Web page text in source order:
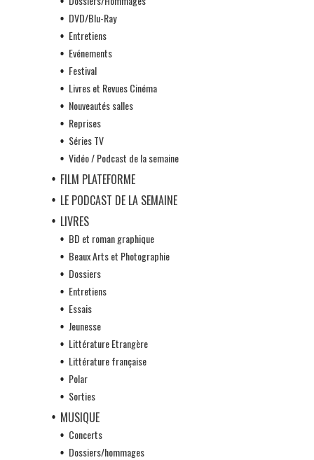
DVD/Blu-Ray
Entretiens
Evénements
Festival
Livres et Revues Cinéma
Nouveautés salles
Reprises
Séries TV
Vidéo / Podcast de la semaine
FILM PLATEFORME
LE PODCAST DE LA SEMAINE
LIVRES
BD et roman graphique
Beaux Arts et Photographie
Dossiers
Entretiens
Essais
Jeunesse
Littérature Etrangère
Littérature française
Polar
Sorties
MUSIQUE
Concerts
Dossiers/hommages